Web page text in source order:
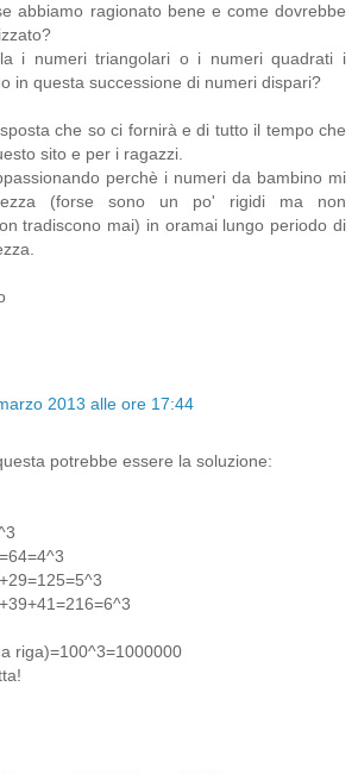
abbiamo ragionato bene e come dovrebbe
i numeri triangolari o i numeri quadrati i
in questa successione di numeri dispari?
che so ci fornirà e di tutto il tempo che
sito e per i ragazzi.
perchè i numeri da bambino mi
(forse sono un po' rigidi ma non
tradiscono mai) in oramai lungo periodo di
2013 alle ore 17:44
potrebbe essere la soluzione:
riga)=100^3=1000000